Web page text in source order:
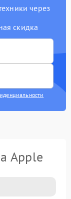
через
скидка
Apple